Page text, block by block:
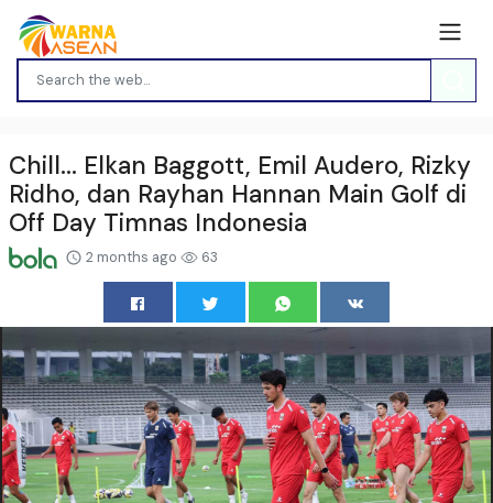
Chill... Elkan Baggott, Emil Audero, Rizky
Ridho, dan Rayhan Hannan Main Golf di
Off Day Timnas Indonesia
2 months ago 63